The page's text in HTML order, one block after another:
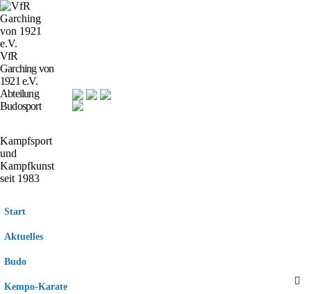
VfR
Garching von
1921 e.V.
Abteilung
Budosport
Kampfsport
und
Kampfkunst
seit 1983
Start
Aktuelles
Budo
Kempo-Karate